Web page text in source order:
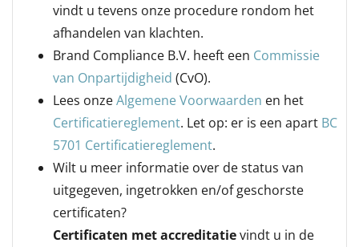
vindt u tevens onze procedure rondom het
afhandelen van klachten.
Brand Compliance B.V. heeft een Commissie
van Onpartijdigheid (CvO).
Lees onzeAlgemene Voorwaarden en het
Certificatiereglement. Let op: er is een apart BC
5701 Certificatiereglement.
Wilt u meer informatie over de status van
uitgegeven, ingetrokken en/of geschorste
certificaten?
Certificaten met accreditatievindt u in de